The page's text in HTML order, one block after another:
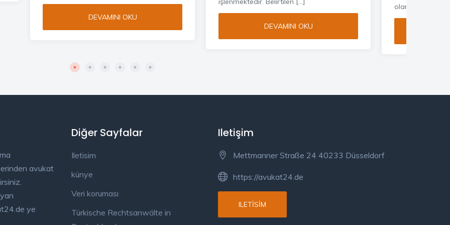
DEVAMINI OKU
DEVAMINI OKU
olarak 67’ye
avukat
ye
Diğer Sayfalar
Iletisim
künye
Veri koruması
Türkische Rechtsanwälte in
Iletişim
Mettmanner Straße 24 40233 Düsseldorf
https://avukat24.de
ILETISIM